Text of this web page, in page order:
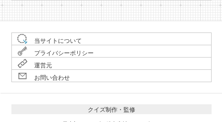
当サイトについて
プライバシーポリシー
運営元
お問い合わせ
クイズ制作・監修